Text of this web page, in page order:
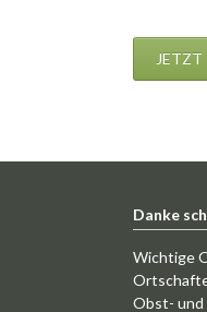
JETZT
Danke
Wichtige
Obst- und